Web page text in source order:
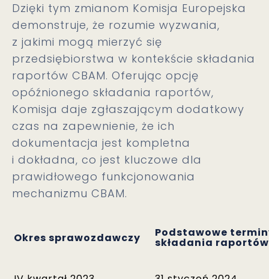
Dzięki tym zmianom Komisja Europejska
demonstruje, że rozumie wyzwania,
z jakimi mogą mierzyć się
przedsiębiorstwa w kontekście składania
raportów CBAM. Oferując opcję
opóźnionego składania raportów,
Komisja daje zgłaszającym dodatkowy
czas na zapewnienie, że ich
dokumentacja jest kompletna
i dokładna, co jest kluczowe dla
prawidłowego funkcjonowania
mechanizmu CBAM.
Okres sprawozdawczy Podstawowe
składania raportów